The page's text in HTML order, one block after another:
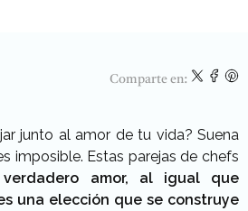
Comparte en:
junto al amor de tu vida? Suena
imposible. Estas parejas de chefs
amor, al igual que
una elección que se construye